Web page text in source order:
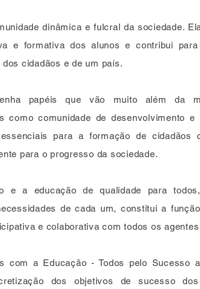
dinâmica e fulcral da sociedade.
e formativa dos alunos e contribui para
cidadãos e de um país.
papéis que vão muito além da
como comunidade de desenvolvimento e
para a formação de cidadãos
para o progresso da sociedade.
e a educação de qualidade para
de cada um, constitui a
e colaborativa com todos os
com a Educação - Todos pelo Sucesso
dos objetivos de sucesso